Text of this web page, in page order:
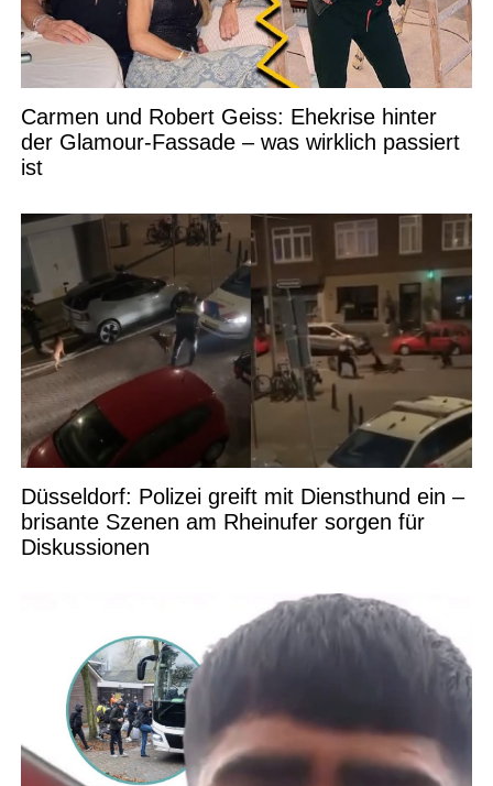
Carmen und Robert Geiss: Ehekrise hinter
der Glamour-Fassade – was wirklich passiert
ist
Düsseldorf: Polizei greift mit Diensthund ein –
brisante Szenen am Rheinufer sorgen für
Diskussionen